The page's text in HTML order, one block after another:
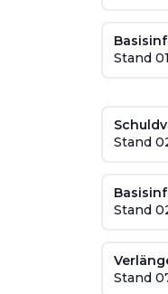
Stand
Stand
Stand
Stand